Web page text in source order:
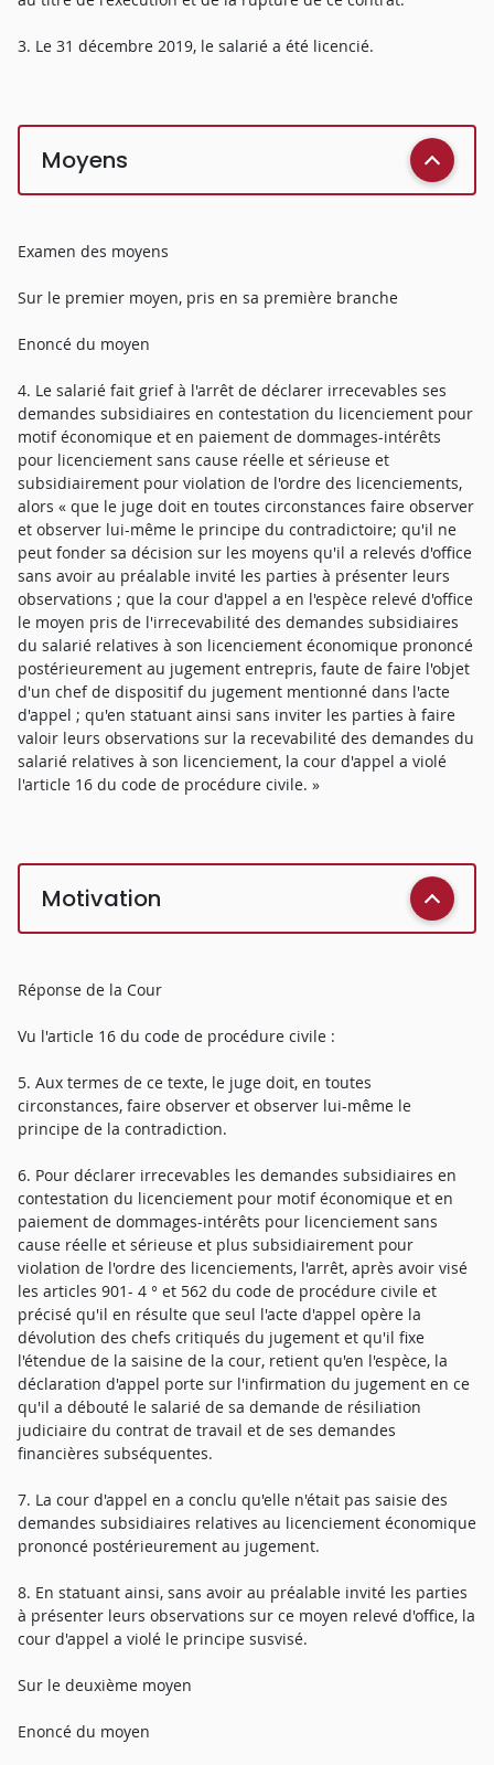
3. Le 31 décembre 2019, le salarié a été licencié.
Moyens
Examen des moyens
Sur le premier moyen, pris en sa première branche
Enoncé du moyen
4. Le salarié fait grief à l'arrêt de déclarer irrecevables ses
demandes subsidiaires en contestation du licenciement pour
motif économique et en paiement de dommages-intérêts
pour licenciement sans cause réelle et sérieuse et
subsidiairement pour violation de l'ordre des licenciements,
alors « que le juge doit en toutes circonstances faire observer
et observer lui-même le principe du contradictoire; qu'il ne
peut fonder sa décision sur les moyens qu'il a relevés d'office
sans avoir au préalable invité les parties à présenter leurs
observations ; que la cour d'appel a en l'espèce relevé d'office
le moyen pris de l'irrecevabilité des demandes subsidiaires
du salarié relatives à son licenciement économique prononcé
postérieurement au jugement entrepris, faute de faire l'objet
d'un chef de dispositif du jugement mentionné dans l'acte
d'appel ; qu'en statuant ainsi sans inviter les parties à faire
valoir leurs observations sur la recevabilité des demandes du
salarié relatives à son licenciement, la cour d'appel a violé
l'article 16 du code de procédure civile. »
Motivation
Réponse de la Cour
Vu l'article 16 du code de procédure civile :
5. Aux termes de ce texte, le juge doit, en toutes
circonstances, faire observer et observer lui-même le
principe de la contradiction.
6. Pour déclarer irrecevables les demandes subsidiaires en
contestation du licenciement pour motif économique et en
paiement de dommages-intérêts pour licenciement sans
cause réelle et sérieuse et plus subsidiairement pour
violation de l'ordre des licenciements, l'arrêt, après avoir visé
les articles 901- 4 ° et 562 du code de procédure civile et
précisé qu'il en résulte que seul l'acte d'appel opère la
dévolution des chefs critiqués du jugement et qu'il fixe
l'étendue de la saisine de la cour, retient qu'en l'espèce, la
déclaration d'appel porte sur l'infirmation du jugement en ce
qu'il a débouté le salarié de sa demande de résiliation
judiciaire du contrat de travail et de ses demandes
financières subséquentes.
7. La cour d'appel en a conclu qu'elle n'était pas saisie des
demandes subsidiaires relatives au licenciement économique
prononcé postérieurement au jugement.
8. En statuant ainsi, sans avoir au préalable invité les parties
à présenter leurs observations sur ce moyen relevé d'office, la
cour d'appel a violé le principe susvisé.
Sur le deuxième moyen
Enoncé du moyen